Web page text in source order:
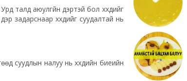
талд аюулгүйн дэртэй бол хүүхдийг
задарснаар хүүхдийг суудалтай нь
суудлын налуу нь хүүхдийн биеийн